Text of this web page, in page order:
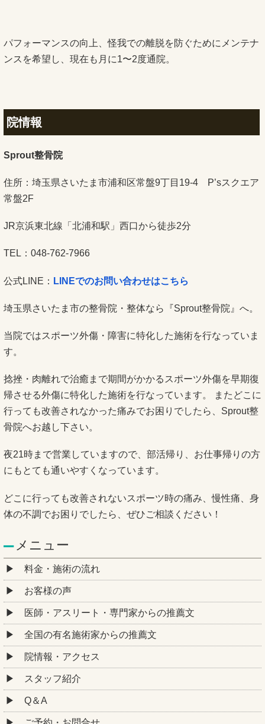
パフォーマンスの向上、怪我での離脱を防ぐためにメンテナ
ンスを希望し、現在も月に1〜2度通院。
院情報
Sprout整骨院
住所：埼玉県さいたま市浦和区常盤9丁目19-4 P’sスクエア
常盤2F
JR京浜東北線「北浦和駅」西口から徒歩2分
TEL：048-762-7966
公式LINE： LINEでのお問い合わせはこちら
埼玉県さいたま市の整骨院・整体なら『Sprout整骨院』へ。
当院ではスポーツ外傷・障害に特化した施術を行なっていま
す。
捻挫・肉離れで治癒まで期間がかかるスポーツ外傷を早期復
帰させる外傷に特化した施術を行なっています。 またどこに
行っても改善されなかった痛みでお困りでしたら、Sprout整
骨院へお越し下さい。
夜21時まで営業していますので、部活帰り、お仕事帰りの方
にもとても通いやすくなっています。
どこに行っても改善されないスポーツ時の痛み、慢性痛、身
体の不調でお困りでしたら、ぜひご相談ください！
メニュー
料金・施術の流れ
お客様の声
医師・アスリート・専門家からの推薦文
全国の有名施術家からの推薦文
院情報・アクセス
スタッフ紹介
Q＆A